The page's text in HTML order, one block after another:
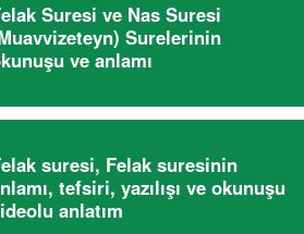
Suresi ve Nas Suresi
Surelerinin
ve anlamı
suresi, Felak suresinin
tefsiri, yazılışı ve okunuşu
anlatım